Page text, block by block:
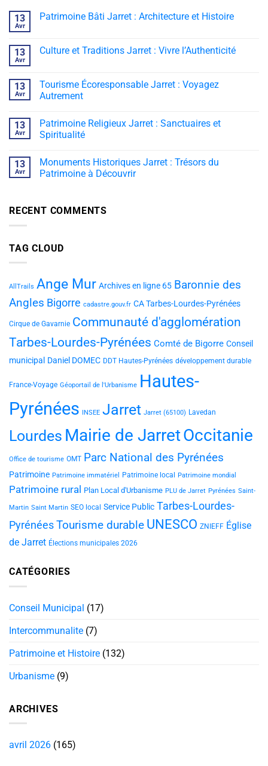
13
Avr
Patrimoine Bâti Jarret : Architecture et Histoire
13
Avr
Culture et Traditions Jarret : Vivre l’Authenticité
13
Avr
Tourisme Écoresponsable Jarret : Voyagez
Autrement
13
Avr
Patrimoine Religieux Jarret : Sanctuaires et
Spiritualité
13
Avr
Monuments Historiques Jarret : Trésors du
Patrimoine à Découvrir
RECENT COMMENTS
TAG CLOUD
AllTrails Ange Mur Archives en ligne 65 Baronnie des
Angles Bigorre cadastre.gouv.fr CA Tarbes-Lourdes-Pyrénées
Cirque de Gavarnie Communauté d'agglomération
Tarbes-Lourdes-Pyrénées Comté de Bigorre Conseil
municipal Daniel DOMEC DDT Hautes-Pyrénées développement durable
France-Voyage Géoportail de l'Urbanisme Hautes-
Pyrénées
INSEE Jarret Jarret (65100) Lavedan
Lourdes Mairie de JarretOccitanie
Office de tourisme OMT Parc National des Pyrénées
Patrimoine Patrimoine immatériel Patrimoine local Patrimoine mondial
Patrimoine rural Plan Local d'Urbanisme PLU de Jarret Pyrénées Saint-
Martin Saint Martin SEO local Service Public Tarbes-Lourdes-
Pyrénées Tourisme durable UNESCO ZNIEFF Église
de Jarret Élections municipales 2026
CATÉGORIES
Conseil Municipal (17)
Intercommunalite (7)
Patrimoine et Histoire (132)
Urbanisme (9)
ARCHIVES
avril 2026 (165)